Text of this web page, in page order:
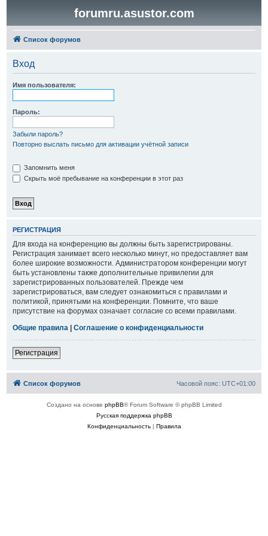
forumru.asustor.com
Список форумов
Вход
Имя пользователя:
Пароль:
Забыли пароль?
Повторно выслать письмо для активации учётной записи
Запомнить меня
Скрыть моё пребывание на конференции в этот раз
РЕГИСТРАЦИЯ
Для входа на конференцию вы должны быть зарегистрированы.
Регистрация занимает всего несколько минут, но предоставляет вам
более широкие возможности. Администратором конференции могут
быть установлены также дополнительные привилегии для
зарегистрированных пользователей. Прежде чем
зарегистрироваться, вам следует ознакомиться с правилами и
политикой, принятыми на конференции. Помните, что ваше
присутствие на форумах означает согласие со всеми правилами.
Общие правила | Соглашение о конфиденциальности
Регистрация
Список форумов Часовой пояс: UTC+01:00
Создано на основе phpBB® Forum Software © phpBB Limited
Русская поддержка phpBB
Конфиденциальность| Правила